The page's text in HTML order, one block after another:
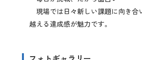
現場では日々新しい課題に向き合
越える達成感が魅力です。